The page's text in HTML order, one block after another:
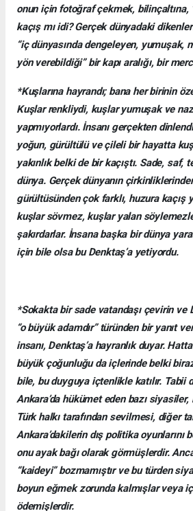
onun için fotoğraf çekmek, bilinçaltına,
kaçış mı idi? Gerçek dünyadaki
“iç dünyasında dengeleyen, yumuşak,
yön verebildiği” bir kapı aralığı, bir
*Kuşlarına hayrandı; bana her birinin
Kuşlar renkliydi, kuşlar yumuşak ve
yapmıyorlardı. İnsanı gerçekten
yoğun, gürültülü ve çileli bir hayatta
yakınlık belki de bir kaçıştı. Sade, saf,
dünya. Gerçek dünyanın
gürültüsünden çok farklı, huzura kaçış
kuşlar sövmez, kuşlar yalan
şakırdarlar. İnsana başka bir dünya
için bile olsa bu Denktaş’a yetiyordu.
*Sokakta bir sade vatandaşı çevirin ve
“o büyük adamdır” türünden bir yanıt
insanı, Denktaş’a hayranlık duyar.
büyük çoğunluğu da içlerinde belki
bile, bu duyguya içtenlikle katılır. Tabii
Ankara’da hükümet eden bazı siyasiler,
Türk halkı tarafından sevilmesi, diğer
Ankara’dakilerin dış politika oyunlarını
onu ayak bağı olarak görmüşlerdir.
“kaideyi” bozmamıştır ve bu türden
boyun eğmek zorunda kalmışlar veya
ödemişlerdir.